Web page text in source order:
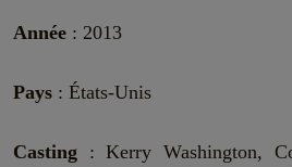
Année : 2013
Pays : États-Unis
Casting : Kerry Washington,